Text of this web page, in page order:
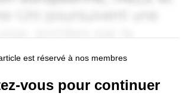
est réservé à nos membres
vous pour continuer